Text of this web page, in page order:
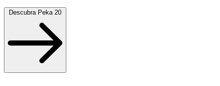
Descubra Peka 20